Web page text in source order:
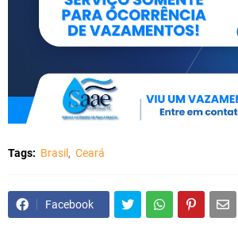
Tags: Brasil Ceará
Facebook